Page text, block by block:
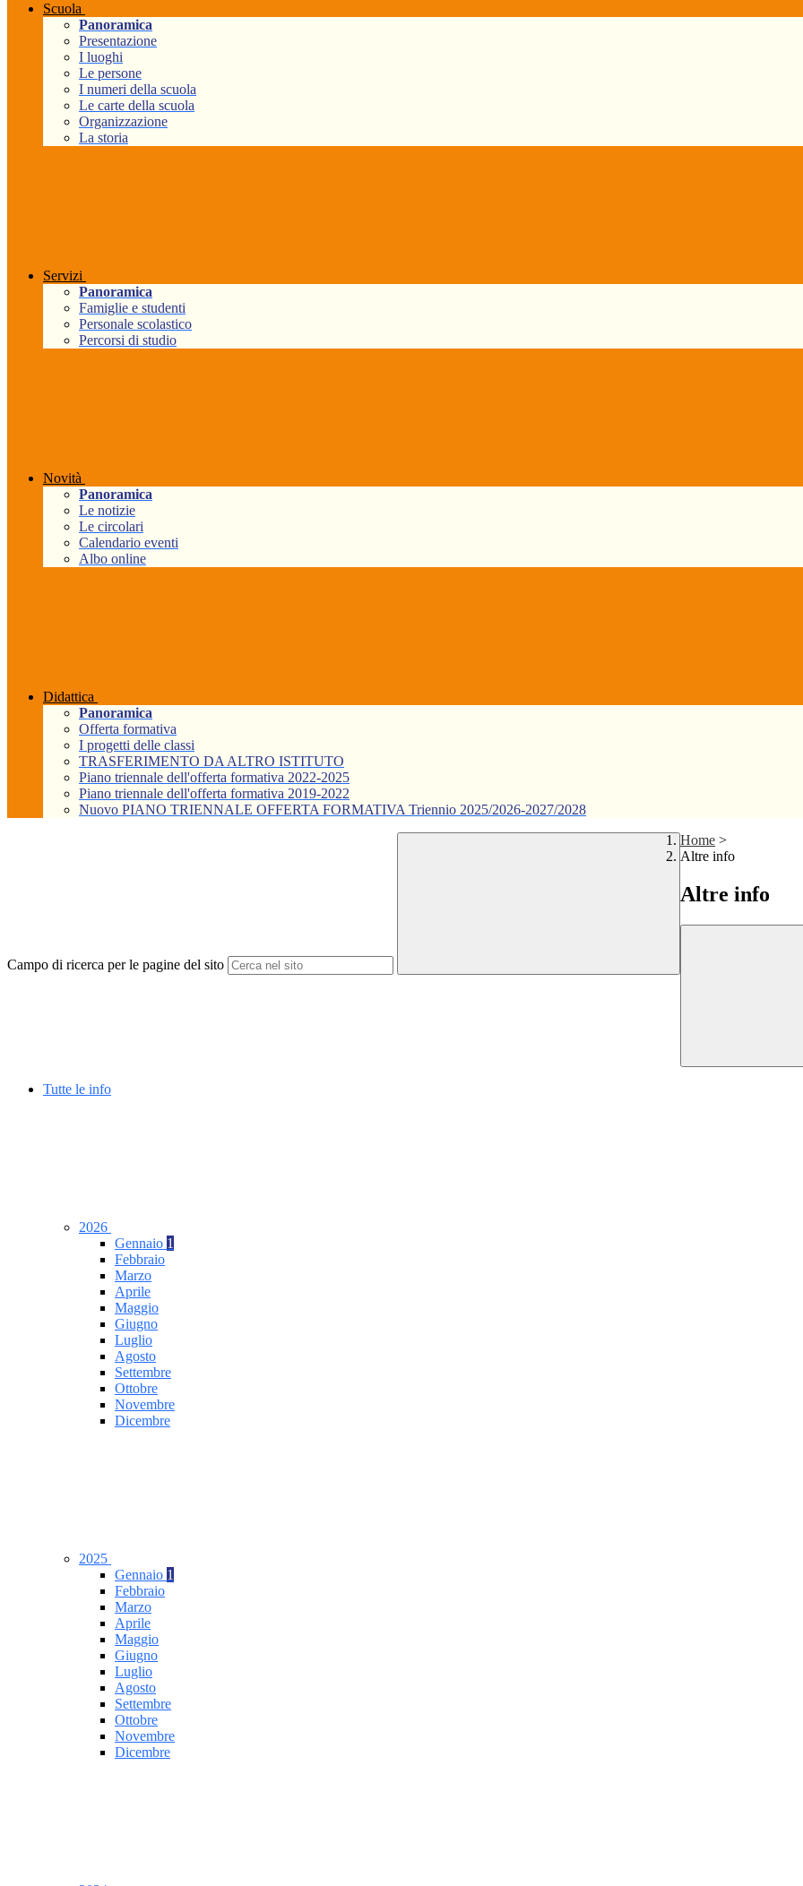
Scuola
Panoramica
Presentazione
I luoghi
Le persone
I numeri della scuola
Le carte della scuola
Organizzazione
La storia
Servizi
Panoramica
Famiglie e studenti
Personale scolastico
Percorsi di studio
Novità
Panoramica
Le notizie
Le circolari
Calendario eventi
Albo online
Didattica
Panoramica
Offerta formativa
I progetti delle classi
TRASFERIMENTO DA ALTRO ISTITUTO
Piano triennale dell'offerta formativa 2022-2025
Piano triennale dell'offerta formativa 2019-2022
Nuovo PIANO TRIENNALE OFFERTA FORMATIVA Triennio 2025/2026-2027/2028
Campo di ricerca per le pagine del sito
Home >
Altre info
Altre info
Tutte le info
2026
Gennaio 1
Febbraio
Marzo
Aprile
Maggio
Giugno
Luglio
Agosto
Settembre
Ottobre
Novembre
Dicembre
2025
Gennaio 1
Febbraio
Marzo
Aprile
Maggio
Giugno
Luglio
Agosto
Settembre
Ottobre
Novembre
Dicembre